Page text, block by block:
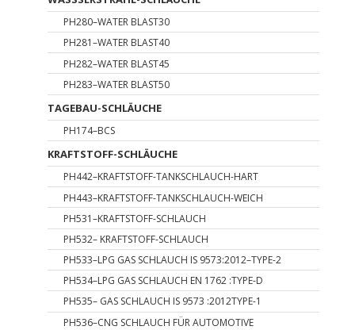
PH280–WATER BLAST30
PH281–WATER BLAST40
PH282–WATER BLAST45
PH283–WATER BLAST50
TAGEBAU-SCHLÄUCHE
PH174–BCS
KRAFTSTOFF-SCHLÄUCHE
PH442–KRAFTSTOFF-TANKSCHLAUCH-HART
PH443–KRAFTSTOFF-TANKSCHLAUCH-WEICH
PH531–KRAFTSTOFF-SCHLAUCH
PH532– KRAFTSTOFF-SCHLAUCH
PH533–LPG GAS SCHLAUCH IS 9573:2012–TYPE-2
PH534–LPG GAS SCHLAUCH EN 1762 :TYPE-D
PH535– GAS SCHLAUCH IS 9573 :2012TYPE-1
PH536–CNG SCHLAUCH FÜR AUTOMOTIVE